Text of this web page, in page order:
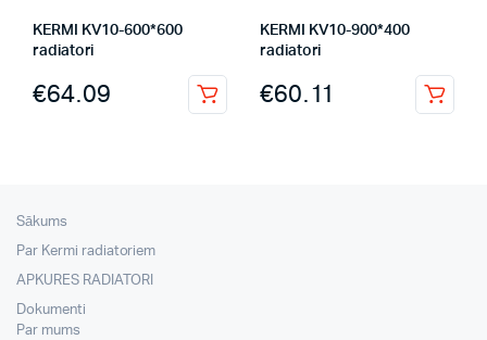
KERMI KV10-600*600
radiatori
€64.09
KERMI KV10-900*400
radiatori
€60.11
Sākums
Par Kermi radiatoriem
APKURES RADIATORI
Dokumenti
Par mums